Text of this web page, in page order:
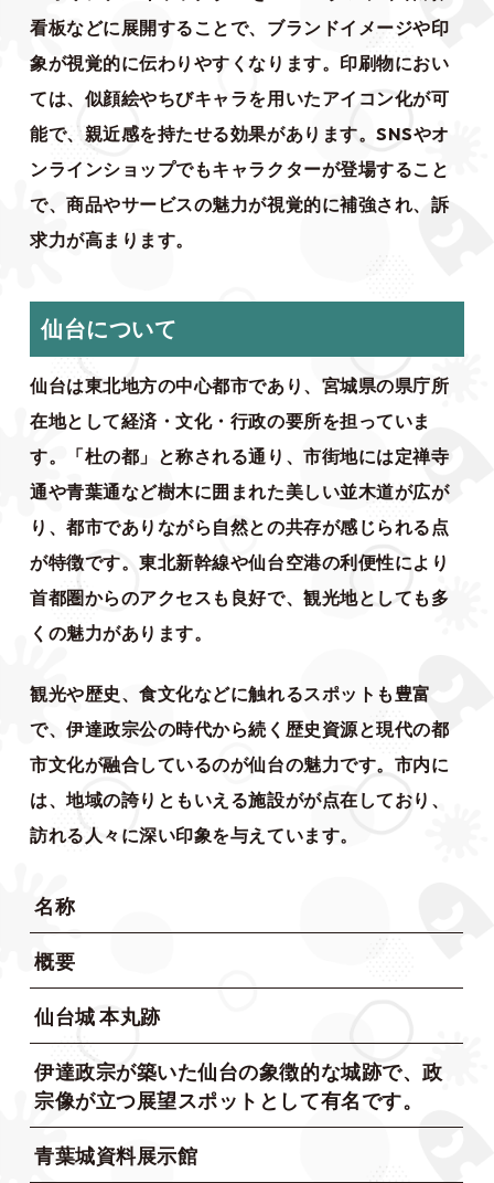
看板などに展開することで、ブランドイメージや印
象が視覚的に伝わりやすくなります。印刷物におい
ては、似顔絵やちびキャラを用いたアイコン化が可
能で、親近感を持たせる効果があります。SNSやオ
ンラインショップでもキャラクターが登場すること
で、商品やサービスの魅力が視覚的に補強され、訴
求力が高まります。
仙台について
仙台は東北地方の中心都市であり、宮城県の県庁所
在地として経済・文化・行政の要所を担っていま
す。「杜の都」と称される通り、市街地には定禅寺
通や青葉通など樹木に囲まれた美しい並木道が広が
り、都市でありながら自然との共存が感じられる点
が特徴です。東北新幹線や仙台空港の利便性により
首都圏からのアクセスも良好で、観光地としても多
くの魅力があります。
観光や歴史、食文化などに触れるスポットも豊富
で、伊達政宗公の時代から続く歴史資源と現代の都
市文化が融合しているのが仙台の魅力です。市内に
は、地域の誇りともいえる施設がが点在しており、
訪れる人々に深い印象を与えています。
名称
概要
仙台城 本丸跡
伊達政宗が築いた仙台の象徴的な城跡で、政
宗像が立つ展望スポットとして有名です。
青葉城資料展示館